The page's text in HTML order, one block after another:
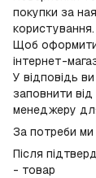
покупки за
користування.
Щоб оформити
інтернет-
У відповідь
заповнити
менеджеру
За потреби
Після
- товар